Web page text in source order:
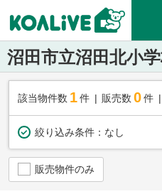
沼田市立沼田北小
該当物件数 1件 販売数 0 件
絞り込み条件： なし
販売物件のみ